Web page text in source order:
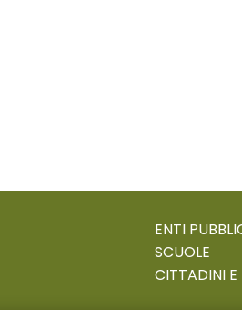
ENTI
SCUOLE
CITTADINI E